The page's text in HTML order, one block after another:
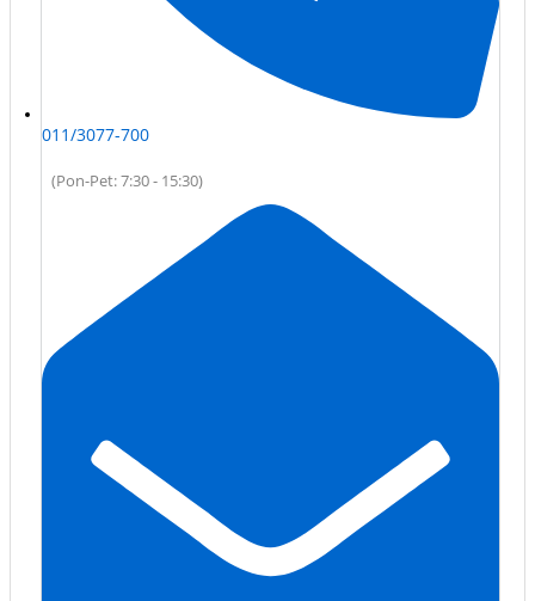
011/3077-700
(Pon-Pet: 7:30 - 15:30)